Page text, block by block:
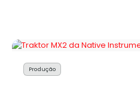
Produção